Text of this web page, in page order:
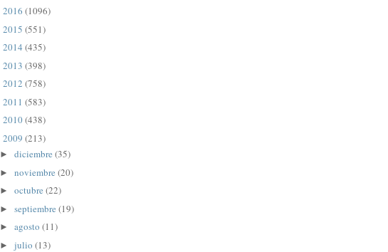
2016 (1096)
2015 (551)
2014 (435)
2013 (398)
2012 (758)
2011 (583)
2010(438)
2009 (213)
► diciembre (35)
► noviembre (20)
► octubre (22)
► septiembre (19)
► agosto (11)
► julio (13)